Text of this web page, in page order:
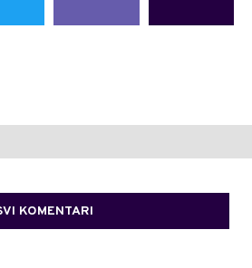
KOMENTARI